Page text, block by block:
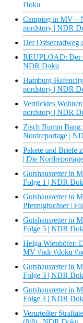
Doku
Camping in MV –
nordstory | NDR
Der
REUPLOAD: Der
NDR Doku
Hamburg
nordstory | NDR
Verrücktes
nordstory | NDR
Zisch Bumm
Nordreportage |
Pakete und Briefe
| Die
Gutshausretter in
Folge 1 | NDR
Gutshausretter in
Pfennigfuchser |
Gutshausretter in
Folge 5 | NDR
Helga Wienhöfer:
MV #ndr #doku
Gutshausretter in
Folge 3 | NDR
Gutshausretter in
Folge 4 | NDR
Verurteilter